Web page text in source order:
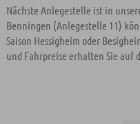
Nächste Anlegestelle ist in
Benningen (Anlegestelle 11)
Saison Hessigheim oder
und Fahrpreise erhalten Sie auf